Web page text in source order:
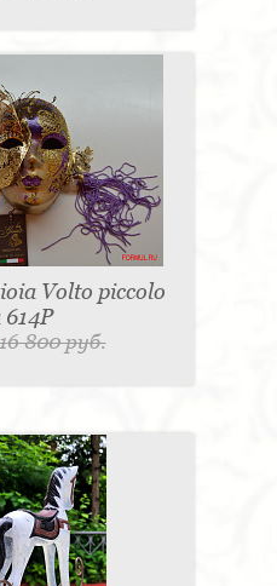
Volto piccolo
800 руб.